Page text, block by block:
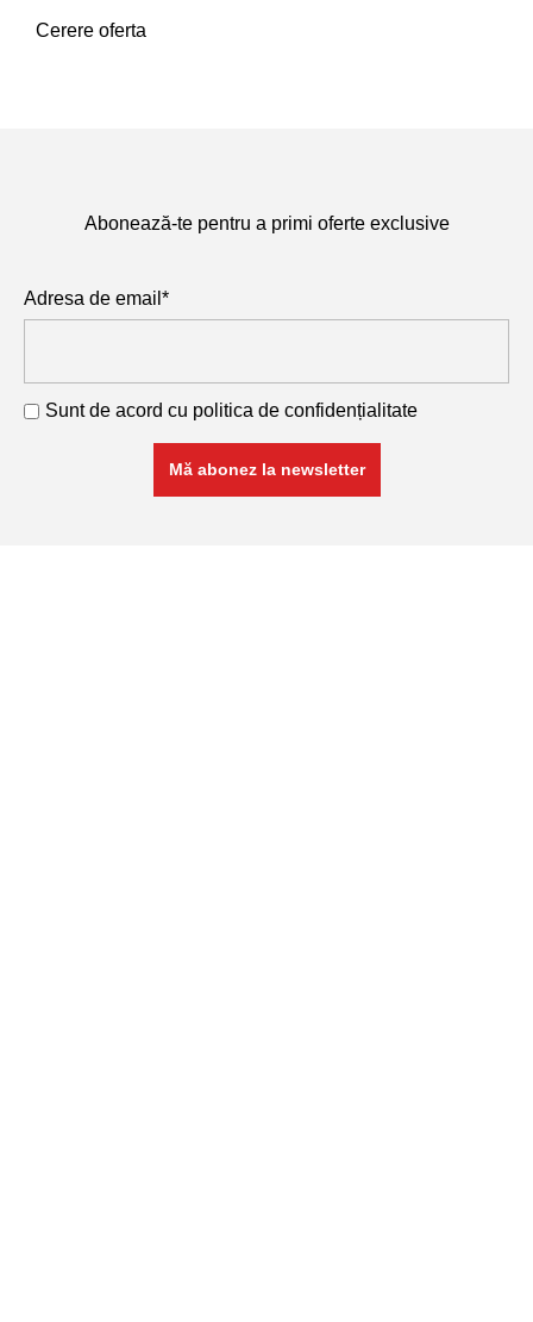
Cerere oferta
Abonează-te pentru a primi oferte exclusive
Adresa de email*
Sunt de acord cu politica de confidențialitate